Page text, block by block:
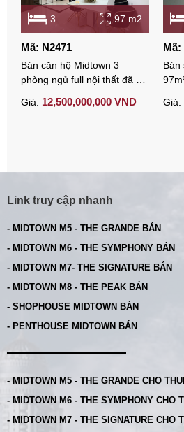
3 97 m2
Mã: N2471
Bán căn hộ Midtown 3
phòng ngủ full nội thất đã có
Giá: 12,500,000,000 VND
Mã:
Bán
Giá:
Link truy cập nhanh
- MIDTOWN M5 - THE GRANDE BÁN
- MIDTOWN M6 - THE SYMPHONY BÁN
- MIDTOWN M7- THE SIGNATURE BÁN
- MIDTOWN M8 - THE PEAK BÁN
- SHOPHOUSE MIDTOWN BÁN
- PENTHOUSE MIDTOWN BÁN
- MIDTOWN M5 - THE GRANDE CHO
- MIDTOWN M6 - THE SYMPHONY CHO
- MIDTOWN M7 - THE SIGNATURE CHO